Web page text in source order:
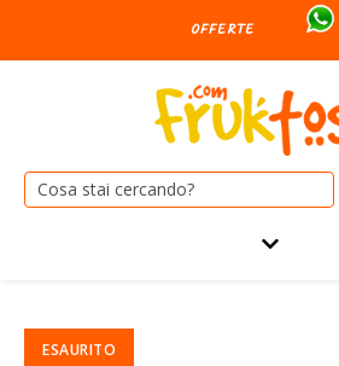
OFFERTE
Cerca: